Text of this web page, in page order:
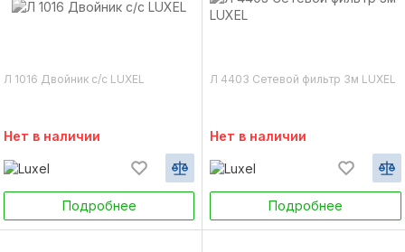
Л 1016 Двойник с/с LUXEL
Нет в наличии
Подробнее
Л 4403 Сетевой фильтр 3м LUXEL
Нет в наличии
Подробнее